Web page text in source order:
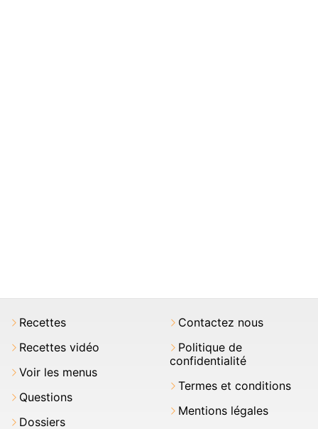
Recettes
Recettes vidéo
Voir les menus
Questions
Dossiers
Contactez nous
Politique de
confidentialité
Termes et conditions
Mentions légales